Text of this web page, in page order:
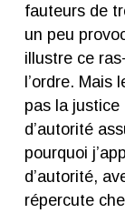
fauteurs de
un peu
illustre ce
l’ordre. Mais
pas la justice
d’autorité
pourquoi
d’autorité,
répercute